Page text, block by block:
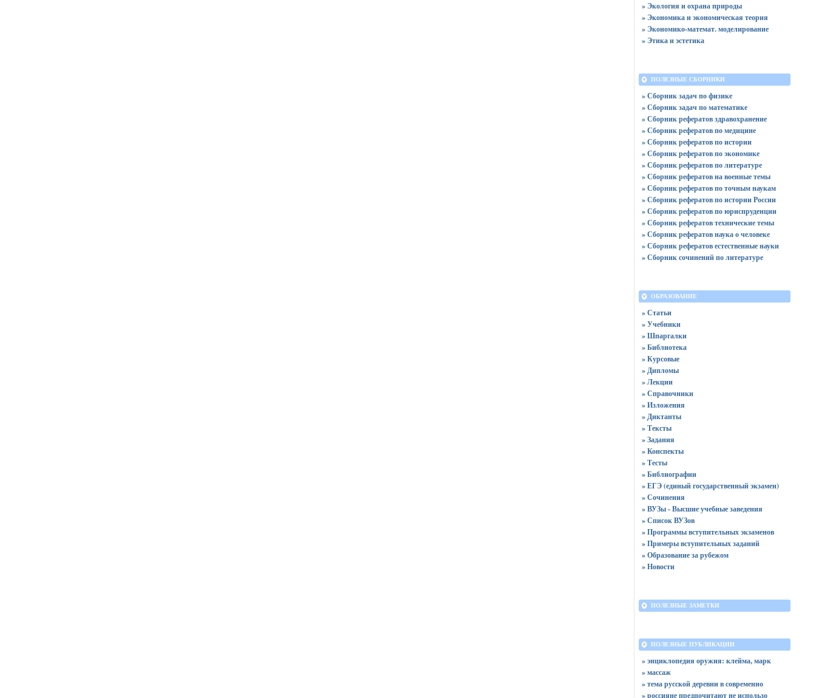
» Экология и охрана природы
» Экономика и экономическая теория
» Экономико-математ. моделирование
» Этика и эстетика
ПОЛЕЗНЫЕ СБОРНИКИ
» Сборник задач по физике
» Сборник задач по математике
» Сборник рефератов здравохранение
» Сборник рефератов по медицине
» Сборник рефератов по истории
» Сборник рефератов по экономике
» Сборник рефератов по литературе
» Сборник рефератов на военные темы
» Сборник рефератов по точным наукам
» Сборник рефератов по истории России
» Сборник рефератов по юриспруденции
» Сборник рефератов технические темы
» Сборник рефератов наука о человеке
» Сборник рефератов естественные науки
» Сборник сочинений по литературе
ОБРАЗОВАНИЕ
» Статьи
» Учебники
» Шпаргалки
» Библиотека
» Курсовые
» Дипломы
» Лекции
» Справочники
» Изложения
» Диктанты
» Тексты
» Задания
» Конспекты
» Тесты
» Библиографии
» ЕГЭ (единый государственный экзамен)
» Сочинения
» ВУЗы - Высшие учебные заведения
» Список ВУЗов
» Программы вступительных экзаменов
» Примеры вступительных заданий
» Образование за рубежом
» Новости
ПОЛЕЗНЫЕ ЗАМЕТКИ
ПОЛЕЗНЫЕ ПУБЛИКАЦИИ
» энциклопедия оружия: клейма, марк
» массаж
» тема русской деревни в современно
» россияне предпочитают не использо